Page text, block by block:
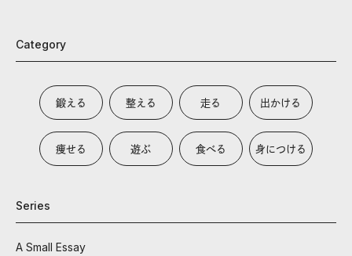
Category
鍛える 整える 走る 出かける
痩せる 遊ぶ 食べる 身につける
Series
A Small Essay